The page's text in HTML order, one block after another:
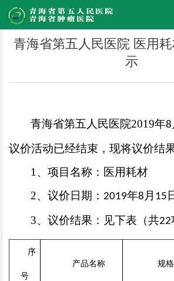
青海省第五人民医院 医用
示
青海省第五人民医院2019年8
议价活动已经结束，现将议价结
1 、项目名称：医用耗材
2、议价日期： 2019年8 月 15
3、议价结果：见下表（共22
序
号
产品名称 规格